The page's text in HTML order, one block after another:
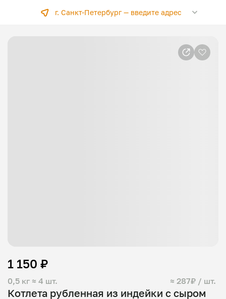
г. Санкт-Петербург —введите адрес
Котлета рубленная из индейки с сыром
0,5 кг ≈ 4 шт. ≈ 287₽ / шт.
1 150 ₽